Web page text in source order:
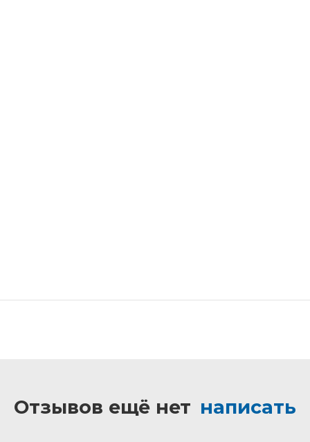
Отзывов ещё нет написать